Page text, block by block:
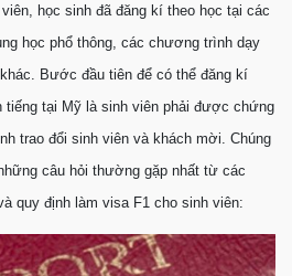
học sinh đã đăng kí theo học tại các
học phổ thông, các chương trình dạy
Bước đầu tiên để có thể đăng kí
tiếng tại Mỹ là sinh viên phải được chứng
trao đổi sinh viên và khách mời. Chúng
câu hỏi thường gặp nhất từ các
quy định làm visa F1 cho sinh viên: